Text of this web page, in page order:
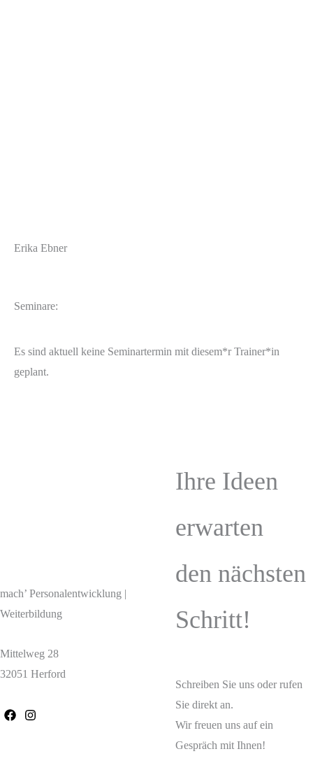
Erika Ebner
Seminare:
Es sind aktuell keine Seminartermin mit diesem*r Trainer*in
geplant.
mach’ Personalentwicklung |
Weiterbildung
Mittelweg 28
32051 Herford
Ihre Ideen
erwarten
den nächsten
Schritt!
Schreiben Sie uns oder rufen
Sie direkt an.
Wir freuen uns auf ein
Gespräch mit Ihnen!